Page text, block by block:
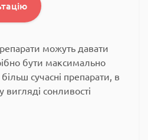
можуть давати
бути максимально
сучасні препарати, в
сонливості